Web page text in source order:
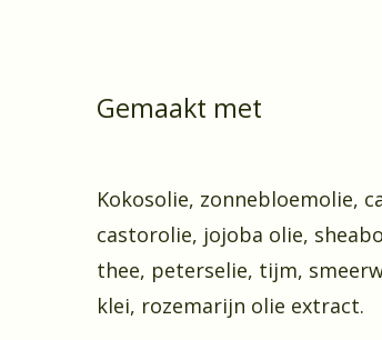
Gemaakt met
Kokosolie, zonnebloemolie,
castorolie, jojoba olie,
thee, peterselie, tijm,
klei, rozemarijn olie extract.